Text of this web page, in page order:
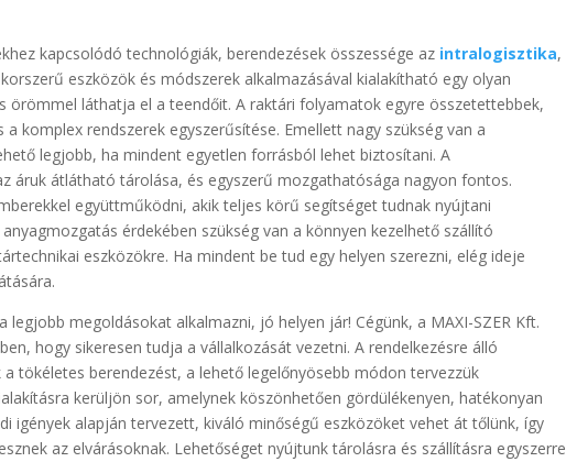
kapcsolódó technológiák, berendezések összessége az intralogisztika,
eszközök és módszerek alkalmazásával kialakítható egy olyan
örömmel láthatja el a teendőit. A raktári folyamatok egyre összetettebbek,
komplex rendszerek egyszerűsítése. Emellett nagy szükség van a
legjobb, ha mindent egyetlen forrásból lehet biztosítani. A
áruk átlátható tárolása, és egyszerű mozgathatósága nagyon fontos.
együttműködni, akik teljes körű segítséget tudnak nyújtani
érdekében szükség van a könnyen kezelhető szállító
eszközökre. Ha mindent be tud egy helyen szerezni, elég ideje
legjobb megoldásokat alkalmazni, jó helyen jár! Cégünk, a MAXI-SZER Kft.
hogy sikeresen tudja a vállalkozását vezetni. A rendelkezésre álló
tökéletes berendezést, a lehető legelőnyösebb módon tervezzük
kerüljön sor, amelynek köszönhetően gördülékenyen, hatékonyan
igények alapján tervezett, kiváló minőségű eszközöket vehet át tőlünk, így
az elvárásoknak. Lehetőséget nyújtunk tárolásra és szállításra egyszerre